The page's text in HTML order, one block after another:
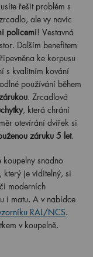
řešit problém s
ale vy navíc
policemi! Vestavná
Dalším benefitem
ke korpusu
s kvalitním kování
používání během
. Zrcadlová
, která chrání
otevírání dvířek si
záruku 5 let.
koupelny snadno
který je viditelný, si
moderních
i matu. A v nabídce
RAL/NCS.
v koupelně.